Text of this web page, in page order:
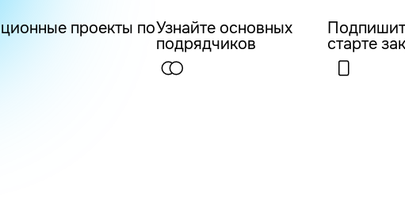
проекты поУзнайте основных
подрядчиков
старте